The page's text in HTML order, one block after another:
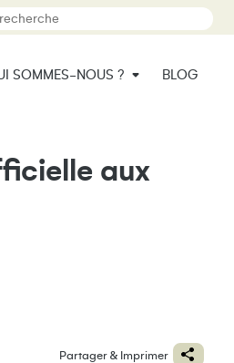
SOMMES-NOUS ? BLOG
aux
Partager & Imprimer